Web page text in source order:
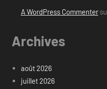
A WordPress Commenter
Archives
août 2026
juillet 2026